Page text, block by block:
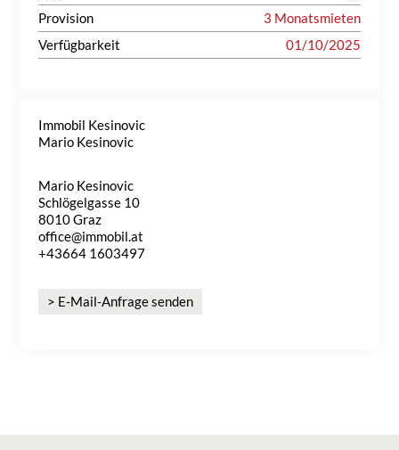
Provision
3 Monatsmieten
Verfügbarkeit
01/10/2025
Immobil Kesinovic
Mario Kesinovic
Mario Kesinovic
Schlögelgasse 10
8010 Graz
office@immobil.at
+43664 1603497
> E-Mail-Anfrage senden